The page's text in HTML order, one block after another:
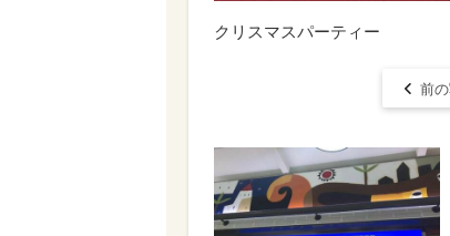
クリスマスパーティー
前